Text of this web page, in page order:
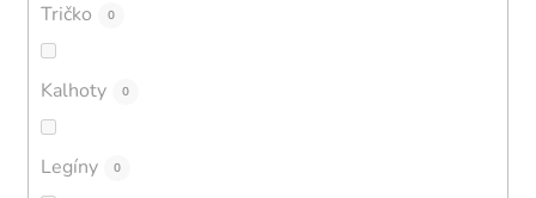
Tričko 0
Kalhoty 0
Legíny 0